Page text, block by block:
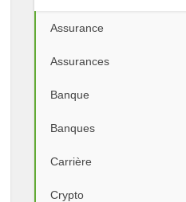
Assurance
Assurances
Banque
Banques
Carrière
Crypto